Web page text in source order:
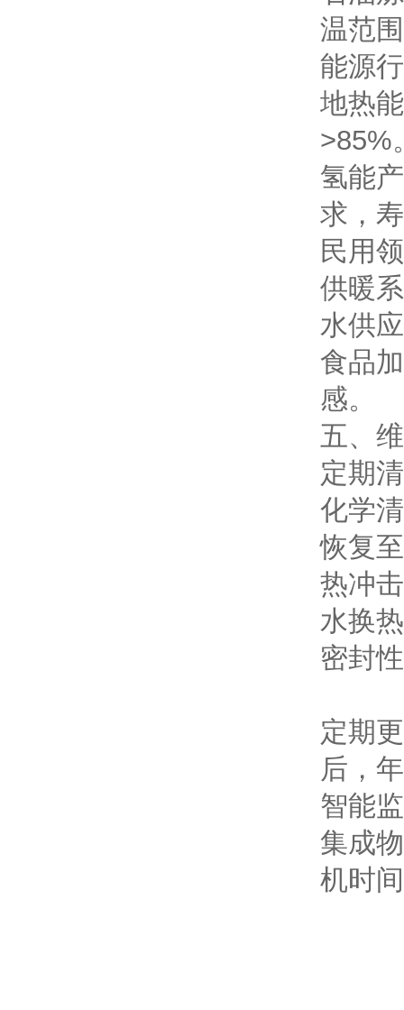
温范
能源
地热
>85%
氢能
求，
民用
供暖
水供
食品
感。
五、
定期
化学
恢复
热冲
水换
密封
定期
后，
智能
集成
机时